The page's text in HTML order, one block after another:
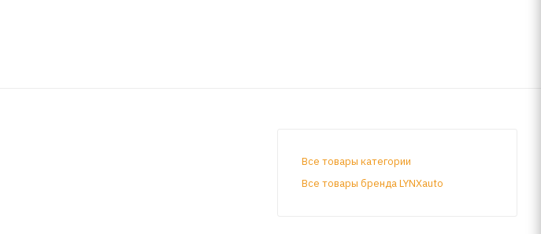
Все товары категории
Все товары бренда LYNXauto